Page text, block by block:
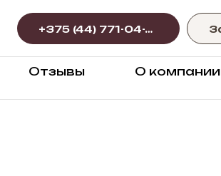
+375 (44) 771-04-77
Отзывы
О компании